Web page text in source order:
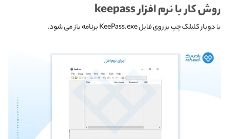
روش کار با نرم افزار keepass
با دوبار کلیلک چپ بر روی فایل KeePass.exe برنامه باز می شود.